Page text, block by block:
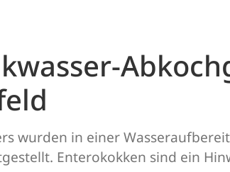
wurden in einer
Enterokokken sind ein